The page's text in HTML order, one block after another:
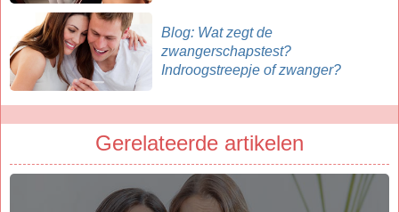
Blog: Wat zegt de
zwangerschapstest?
Indroogstreepje of zwanger?
Gerelateerde artikelen